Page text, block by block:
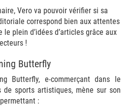
Vero va pouvoir vérifier si sa
correspond bien aux attentes
plein d’idées d’articles grâce aux
!
Butterfly
Butterfly, e-commerçant dans le
de sports artistiques, mène sur son
: